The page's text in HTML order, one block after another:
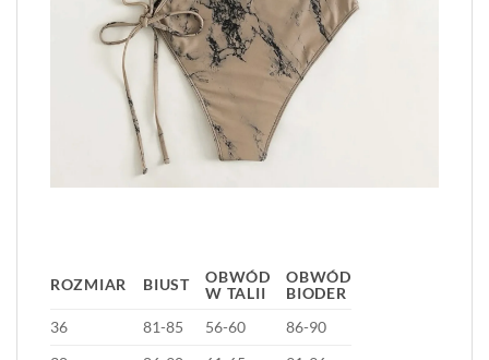
ROZMIAR BIUST
OBWÓD
W TALII
OBWÓD
BIODER
36
81-85 56-60
86-90